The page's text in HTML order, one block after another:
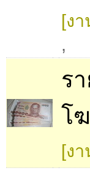
[ง
,
ร
โ
[ง